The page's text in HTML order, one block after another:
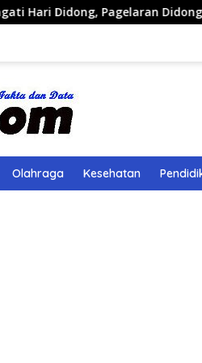
Pagelaran Didong Runcang
Olahraga Kesehatan